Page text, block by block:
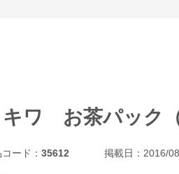
キワ お茶パック
コード：35612 掲載日：2016/